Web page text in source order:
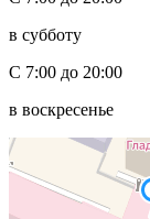
в субботу
С 7:00 до 20:00
в воскресенье